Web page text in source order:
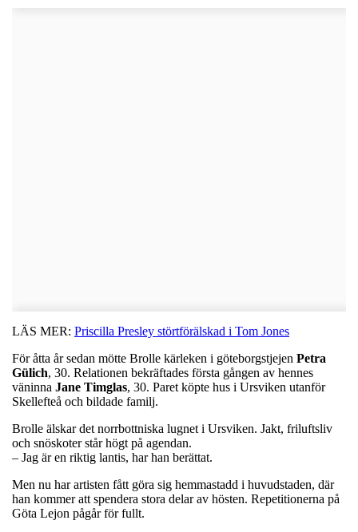
LÄS MER: Priscilla Presley störtförälskad i Tom Jones
För åtta år sedan mötte Brolle kärleken i göteborgstjejen Petra
Gülich, 30. Relationen bekräftades första gången av hennes
väninna Jane Timglas, 30. Paret köpte hus i Ursviken utanför
Skellefteå och bildade familj.
Brolle älskar det norrbottniska lugnet i Ursviken. Jakt, friluftsliv
och snöskoter står högt på agendan.
– Jag är en riktig lantis, har han berättat.
Men nu har artisten fått göra sig hemmastadd i huvudstaden, där
han kommer att spendera stora delar av hösten. Repetitionerna på
Göta Lejon pågår för fullt.